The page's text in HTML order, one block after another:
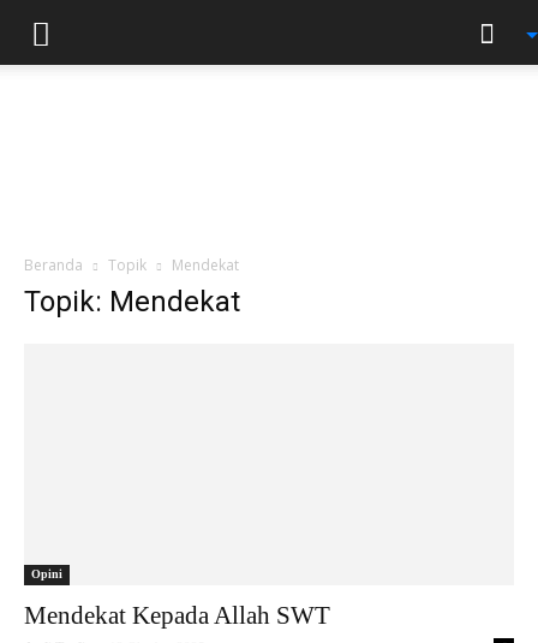
Beranda Topik Mendekat
Topik: Mendekat
Opini
Mendekat Kepada Allah SWT